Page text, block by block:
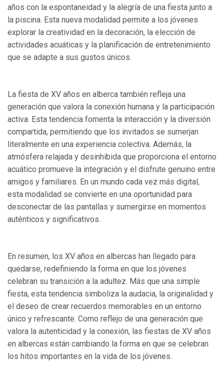
años con la espontaneidad y la alegría de una fiesta junto a
la piscina. Esta nueva modalidad permite a los jóvenes
explorar la creatividad en la decoración, la elección de
actividades acuáticas y la planificación de entretenimiento
que se adapte a sus gustos únicos.
La fiesta de XV años en alberca también refleja una
generación que valora la conexión humana y la participación
activa. Esta tendencia fomenta la interacción y la diversión
compartida, permitiendo que los invitados se sumerjan
literalmente en una experiencia colectiva. Además, la
atmósfera relajada y desinhibida que proporciona el entorno
acuático promueve la integración y el disfrute genuino entre
amigos y familiares. En un mundo cada vez más digital,
esta modalidad se convierte en una oportunidad para
desconectar de las pantallas y sumergirse en momentos
auténticos y significativos.
En resumen, los XV años en albercas han llegado para
quedarse, redefiniendo la forma en que los jóvenes
celebran su transición a la adultez. Más que una simple
fiesta, esta tendencia simboliza la audacia, la originalidad y
el deseo de crear recuerdos memorables en un entorno
único y refrescante. Como reflejo de una generación que
valora la autenticidad y la conexión, las fiestas de XV años
en albercas están cambiando la forma en que se celebran
los hitos importantes en la vida de los jóvenes.